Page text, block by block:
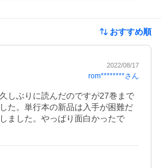
おすすめ順
2022/08/17
rom********さん
しぶりに読んだのですが27巻まで
た。単行本の新品は入手が困難だ
ました。やっぱり面白かったで